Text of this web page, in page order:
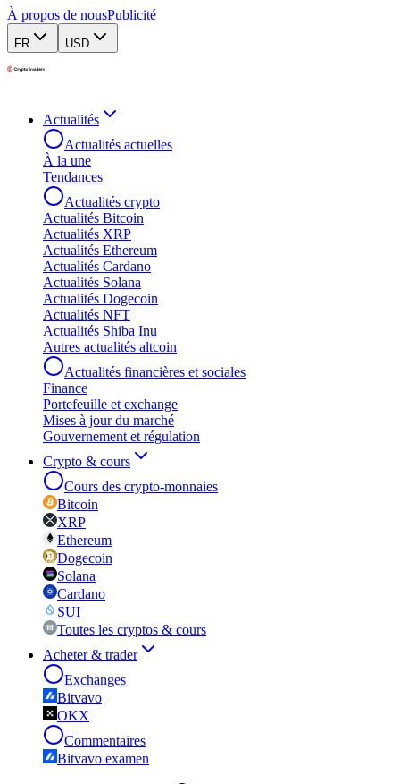
À propos de nousPublicité
FR USD
Actualités
Actualités actuelles
À la une
Tendances
Actualités crypto
Actualités Bitcoin
Actualités XRP
Actualités Ethereum
Actualités Cardano
Actualités Solana
Actualités Dogecoin
Actualités NFT
Actualités Shiba Inu
Autres actualités altcoin
Actualités financières et sociales
Finance
Portefeuille et exchange
Mises à jour du marché
Gouvernement et régulation
Crypto & cours
Cours des crypto-monnaies
Bitcoin
XRP
Ethereum
Dogecoin
Solana
Cardano
SUI
Toutes les cryptos & cours
Acheter & trader
Exchanges
Bitvavo
OKX
Commentaires
Bitvavo examen